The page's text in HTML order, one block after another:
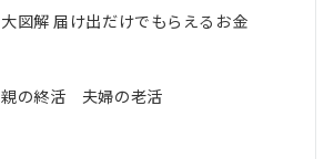
大図解 届け出だけでもらえるお金
親の終活 夫婦の老活